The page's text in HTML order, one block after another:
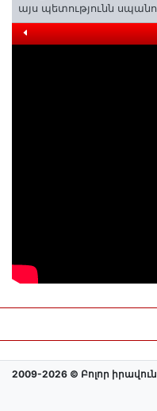
այս պետությունն
2009-2026 © Բոլոր